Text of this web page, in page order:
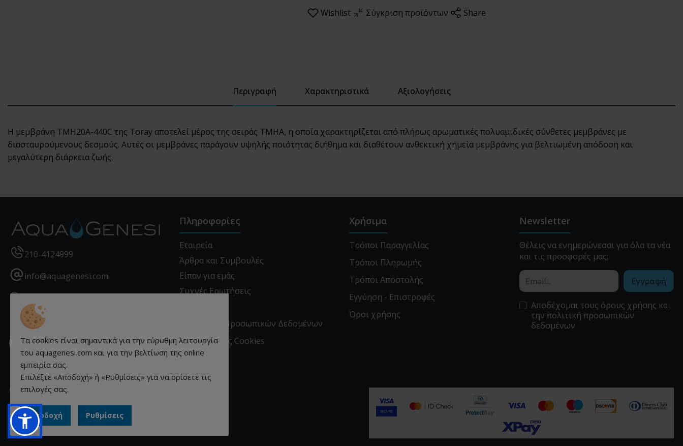
Wishlist Σύγκριση προϊόντων Share
Περιγραφή Χαρακτηριστικά Αξιολογήσεις
Η μεμβράνη TMH20A-440C της Toray αποτελεί μέρος της σειράς TMHA, η οποία χαρακτηρίζεται από πλήρως αρωματικές πολυαμιδικές σύνθετες μεμβράνες με
διασταυρούμενους δεσμούς. Αυτές οι μεμβράνες παράγουν υψηλής ποιότητας διήθημα και διαθέτουν ανθεκτική χημεία μεμβράνης για βελτιωμένη απόδοση και
μεγαλύτερη διάρκεια ζωής.
210-4124999
info@aquagenesi.com
- 18540, Ελλάδα
Facebookinstagramyoutube linkedin
Newsletter
Θέλεις να ενημερώνεσαι για όλα τα νέα
και τις προσφορές μας;
Εγγραφή
Αποδέχομαι τους όρους χρήσης και
την πολιτική προσωπικών
δεδομένων
Πληροφορίες
Εταιρεία
Άρθρα και Συμβουλές
Είπαν για εμάς
Συχνές Ερωτήσεις
Προστασία Προσωπικών Δεδομένων
Πληροφορίες Cookies
Χρήσιμα
Τρόποι Παραγγελίας
Τρόποι Πληρωμής
Τρόποι Αποστολής
Εγγύηση - Επιστροφές
Όροι χρήσης
© aquagenesi.com 2026. All rights reserved.
Κατασκευή ιστοσελίδων qualityweb.gr.
Τα cookies είναι σημαντικά για την εύρυθμη λειτουργία
του aquagenesi.com και για την βελτίωση της online
εμπειρία σας.
Επιλέξτε «Αποδοχή» ή «Ρυθμίσεις» για να ορίσετε τις
επιλογές σας.
Αποδοχή Ρυθμίσεις